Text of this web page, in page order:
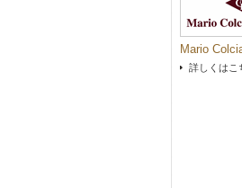
Mario
詳しくはこ